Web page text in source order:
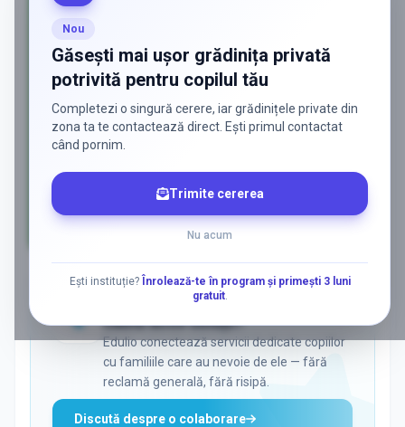
Nou
Găsești mai ușor grădinița privată
potrivită pentru copilul tău
Completezi o singură cerere, iar grădinițele private din
zona ta te contactează direct. Ești primul contactat
când pornim.
Trimite cererea
Nu acum
Ești instituție?
Înrolează-te în program și primești 3 luni
gratuit.
Vrei să ajungi la părinții care
caută activ soluții?
Edulio conectează servicii dedicate copiilor
cu familiile care au nevoie de ele — fără
reclamă generală, fără risipă.
Discută despre o colaborare